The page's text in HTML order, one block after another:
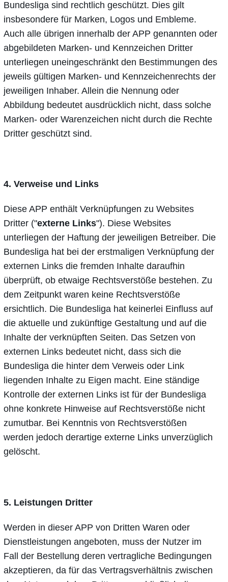
Bundesliga sind rechtlich geschützt. Dies gilt
insbesondere für Marken, Logos und Embleme.
Auch alle übrigen innerhalb der APP genannten oder
abgebildeten Marken- und Kennzeichen Dritter
unterliegen uneingeschränkt den Bestimmungen des
jeweils gültigen Marken- und Kennzeichenrechts der
jeweiligen Inhaber. Allein die Nennung oder
Abbildung bedeutet ausdrücklich nicht, dass solche
Marken- oder Warenzeichen nicht durch die Rechte
Dritter geschützt sind.
4. Verweise und Links
Diese APP enthält Verknüpfungen zu Websites
Dritter ("externe Links"). Diese Websites
unterliegen der Haftung der jeweiligen Betreiber. Die
Bundesliga hat bei der erstmaligen Verknüpfung der
externen Links die fremden Inhalte daraufhin
überprüft, ob etwaige Rechtsverstöße bestehen. Zu
dem Zeitpunkt waren keine Rechtsverstöße
ersichtlich. Die Bundesliga hat keinerlei Einfluss auf
die aktuelle und zukünftige Gestaltung und auf die
Inhalte der verknüpften Seiten. Das Setzen von
externen Links bedeutet nicht, dass sich die
Bundesliga die hinter dem Verweis oder Link
liegenden Inhalte zu Eigen macht. Eine ständige
Kontrolle der externen Links ist für der Bundesliga
ohne konkrete Hinweise auf Rechtsverstöße nicht
zumutbar. Bei Kenntnis von Rechtsverstößen
werden jedoch derartige externe Links unverzüglich
gelöscht.
5. Leistungen Dritter
Werden in dieser APP von Dritten Waren oder
Dienstleistungen angeboten, muss der Nutzer im
Fall der Bestellung deren vertragliche Bedingungen
akzeptieren, da für das Vertragsverhältnis zwischen